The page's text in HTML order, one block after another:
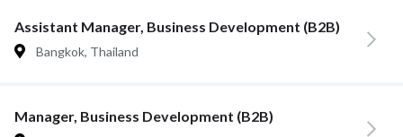
Assistant Manager, Business Development (B2B)
Bangkok, Thailand
Manager, Business Development (B2B)